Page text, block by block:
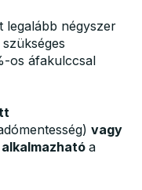
legalább négyszer
os áfakulccsal
vagy
a